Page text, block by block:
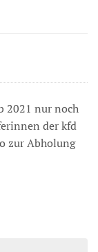
2021 nur noch
der kfd
zur Abholung